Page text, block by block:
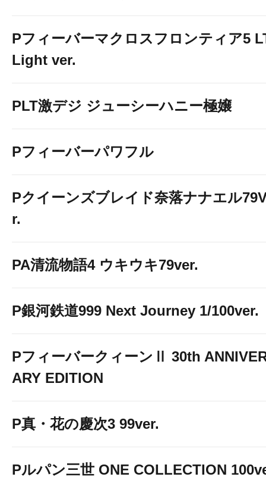
Pフィーバーマクロスフロンティア5
Light ver.
PLT激デジ ジューシーハニー極嬢
Pフィーバーパワフル
Pクイーンズブレイド奈落ナナエル
r.
PA清流物語4 ウキウキ79ver.
P銀河鉄道999 Next Journey 1/100ver.
PフィーバークィーンⅡ 30th
ARY EDITION
P真・花の慶次3 99ver.
Pルパン三世 ONE COLLECTION